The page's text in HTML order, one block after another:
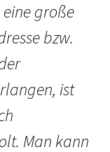
große
bzw.
ist
Man kann